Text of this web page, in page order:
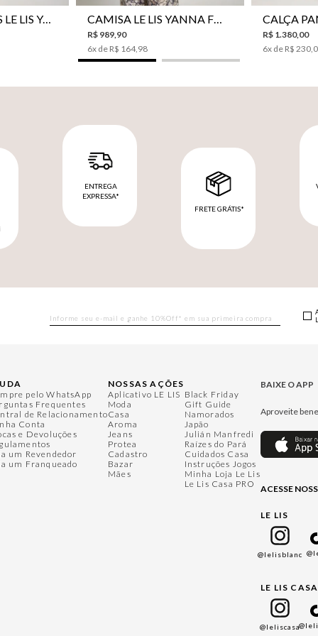
CAMISA BOTÕES LE LIS YANNA FEMININA CAMISA LE LIS YANNA FEMININA
R$ 989,90
6x de R$ 164,98
R$ 1.380,00
6x de R$ 230,
ENTREGA
EXPRESSA*
FRETE GRÁTIS*
pelo WhatsApp
Frequentes
de Relacionamento
Conta
e Devoluções
um Revendedor
um Franqueado
NOSSAS AÇÕES
Aplicativo LE LIS
Moda
Casa
Aroma
Jeans
Protea
Cadastro
Bazar
Mães
Black Friday
Gift Guide
Namorados
Japão
Julián Manfredi
Raízes do Pará
Cuidados Casa
Instruções Jogos
Minha Loja Le Lis
Le Lis Casa PRO
BAIXE O APP
Aproveite
ACESSE
LE LIS
@lelisblanc
LE LIS CASA
@leliscasa